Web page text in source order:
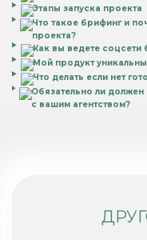
Этапы запуска проекта
Что такое брифинг и
проекта?
Как вы ведете соцсети
Мой продукт
Что делать если нет
Обязательно ли
с вашим агентством?